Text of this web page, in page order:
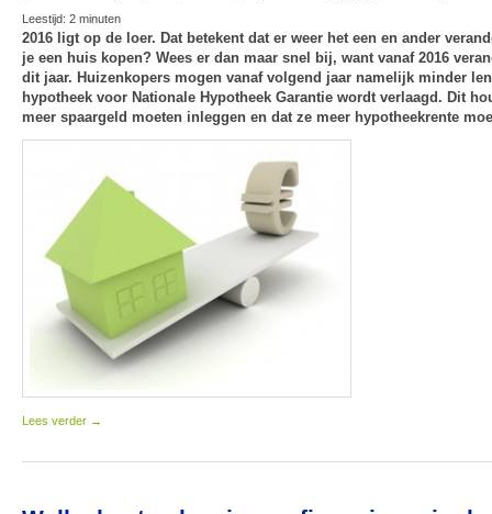
Leestijd: 2 minuten
2016 ligt op de loer. Dat betekent dat er weer het een en ander
je een huis kopen? Wees er dan maar snel bij, want vanaf 2016
dit jaar. Huizenkopers mogen vanaf volgend jaar namelijk minder
hypotheek voor Nationale Hypotheek Garantie wordt verlaagd. Dit
meer spaargeld moeten inleggen en dat ze meer hypotheekrente
Lees verder →